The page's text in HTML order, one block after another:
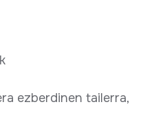
ezberdinen tailerra,